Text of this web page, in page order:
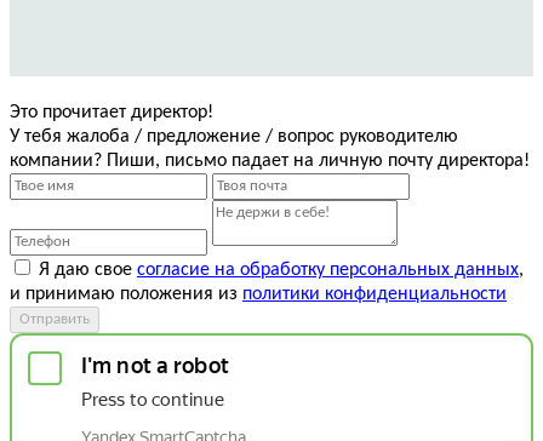
Это прочитает директор!
У тебя жалоба / предложение / вопрос руководителю
компании? Пиши, письмо падает на личную почту директора!
Я даю свое согласие на обработку персональных данных,
и принимаю положения из политики конфиденциальности
Отправить